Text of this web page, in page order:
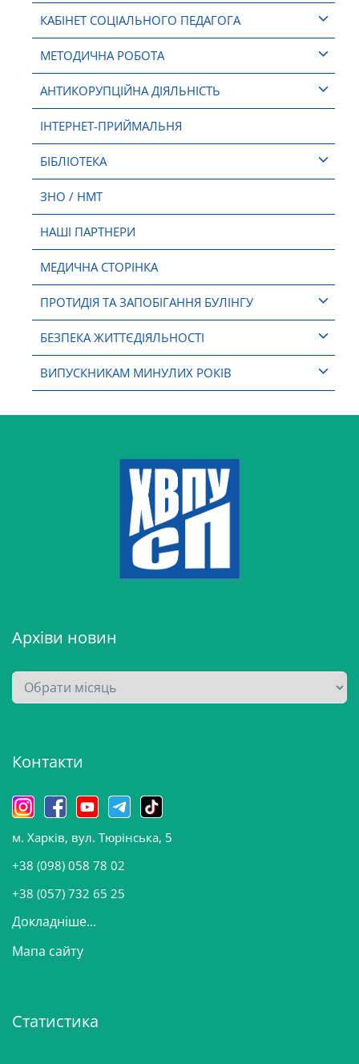
КАБІНЕТ СОЦІАЛЬНОГО ПЕДАГОГА
МЕТОДИЧНА РОБОТА
АНТИКОРУПЦІЙНА ДІЯЛЬНІСТЬ
ІНТЕРНЕТ-ПРИЙМАЛЬНЯ
БІБЛІОТЕКА
ЗНО / НМТ
НАШІ ПАРТНЕРИ
МЕДИЧНА СТОРІНКА
ПРОТИДІЯ ТА ЗАПОБІГАННЯ БУЛІНГУ
БЕЗПЕКА ЖИТТЄДІЯЛЬНОСТІ
ВИПУСКНИКАМ МИНУЛИХ РОКІВ
Архіви новин
А
р
в
н
о
в
и
Контакти
м. Харків, вул. Тюрінська, 5
+38 (098) 058 78 02
+38 (057) 732 65 25
Докладніше...
Мапа сайту
Статистика